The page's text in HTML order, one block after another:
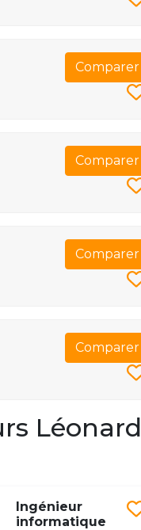
Comparer
Comparer
Comparer
Comparer
Léonard
Ingénieur
informatique